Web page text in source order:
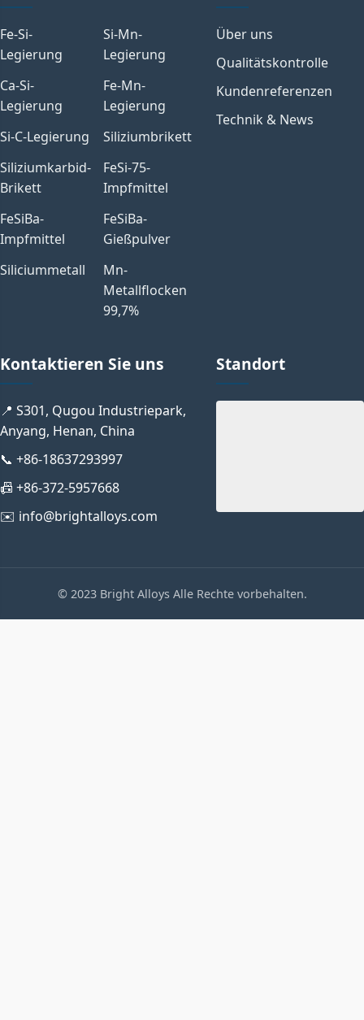
Fe-Si-
Legierung
Si-Mn-
Legierung
Ca-Si-
Legierung
Fe-Mn-
Legierung
Si-C-Legierung
Siliziumbrikett
Siliziumkarbid-
Brikett
FeSi-75-
Impfmittel
FeSiBa-
Impfmittel
FeSiBa-
Gießpulver
Siliciummetall
Mn-
Metallflocken
99,7%
Über uns
Qualitätskontrolle
Kundenreferenzen
Technik & News
Kontaktieren Sie uns
📍 S301, Qugou Industriepark,
Anyang, Henan, China
📞 +86-18637293997
📠 +86-372-5957668
✉️ info@brightalloys.com
Standort
© 2023 Bright Alloys Alle Rechte vorbehalten.